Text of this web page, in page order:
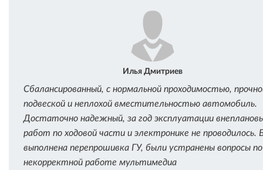
Илья Дмитриев
Сбалансированный, с нормальной проходимостью,
подвеской и неплохой вместительностью автомобиль.
Достаточно надежный, за год эксплуатации
работ по ходовой части и электронике не проводилось.
выполнена перепрошивка ГУ, были устранены вопросы по
некорректной работе мультимедиа